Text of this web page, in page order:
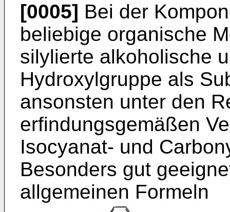
[0005] Bei der
beliebige orga­nische
silylierte alkoholische
Hydroxylgruppe als
ansonsten unter den
erfindungsgemäßen
Isocyanat- und
Besonders gut
allgemeinen Formeln